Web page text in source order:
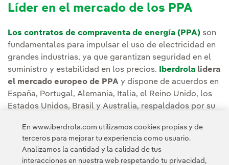
Líder en el mercado de los PPA
Los contratos de compraventa de energía (PPA) son
fundamentales para impulsar el uso de electricidad en
grandes industrias, ya que garantizan seguridad en el
suministro y estabilidad en los precios. Iberdrola lidera
el mercado europeo de PPA y dispone de acuerdos en
España, Portugal, Alemania, Italia, el Reino Unido, los
Estados Unidos, Brasil y Australia, respaldados por su
de generación, que asegura el suministro a precios
competitivos.
En www.iberdrola.com utilizamos cookies propias y de
terceros para mejorar tu experiencia como usuario.
Analizamos la cantidad y la calidad de tus
interacciones en nuestra web respetando tu privacidad,